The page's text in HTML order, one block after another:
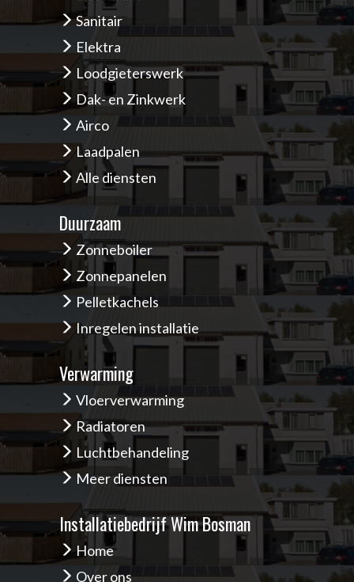
Sanitair
Elektra
Loodgieterswerk
Dak- en Zinkwerk
Airco
Laadpalen
Alle diensten
Duurzaam
Zonneboiler
Zonnepanelen
Pelletkachels
Inregelen installatie
Verwarming
Vloerverwarming
Radiatoren
Luchtbehandeling
Meer diensten
Installatiebedrijf Wim Bosman
Home
Over ons